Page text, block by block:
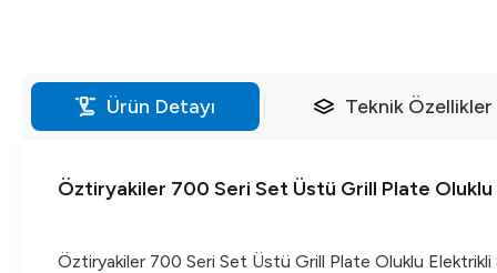
Ürün Detayı Teknik Özellikler
Öztiryakiler 700 Seri Set Üstü Grill Plate
Öztiryakiler 700 Seri Set Üstü Grill Plate Oluklu Elektrikli